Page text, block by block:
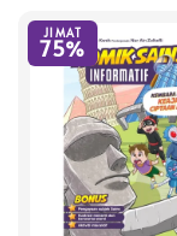
JIMAT
75%